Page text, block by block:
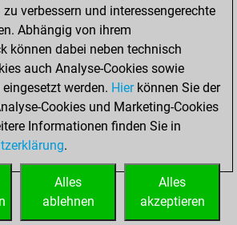
0
siebten
0
verbessern und interessengerechte
Abhängig von ihrem
können dabei neben technisch
auch Analyse-Cookies sowie
werden. Hierkönnen Sie der
Cookies und Marketing-Cookies
Informationen finden Sie in
.
Alles
akzeptieren
Alles
ablehnen